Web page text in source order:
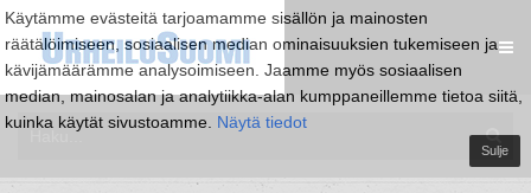
Käytämme evästeitä tarjoamamme sisällön ja mainosten
räätälöimiseen, sosiaalisen median ominaisuuksien tukemiseen ja
kävijämäärämme analysoimiseen. Jaamme myös sosiaalisen
median, mainosalan ja analytiikka-alan kumppaneillemme tietoa siitä,
kuinka käytät sivustoamme. Näytä tiedot
Sulje